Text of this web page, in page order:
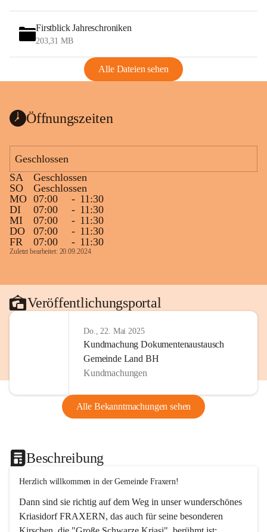
Firstblick Jahreschroniken
203,31 MB
Alle Dateien sehen
Öffnungszeiten
Geschlossen
SA
Geschlossen
SO
Geschlossen
MO 07:00 - 11:30
DI
07:00 - 11:30
MI
07:00 - 11:30
DO
07:00 - 11:30
FR
07:00 - 11:30
Zuletzt bearbeitet: 20.09.2024
Veröffentlichungsportal
Do., 22. Mai 2025
Kundmachung Dokumentenaustausch
Gemeinde Land BH
Kundmachungen
Alle Bekanntmachungen sehen
Beschreibung
Herzlich willkommen in der Gemeinde Fraxern!
Dann sind sie richtig auf dem Weg in unser wunderschönes
Kriasidorf FRAXERN, das auch für seine besonderen